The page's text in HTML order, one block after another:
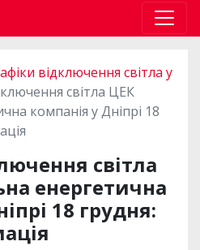
відключення світла у
світла ЦЕК
компанія у Дніпрі 18
світла
енергетична
18 грудня: